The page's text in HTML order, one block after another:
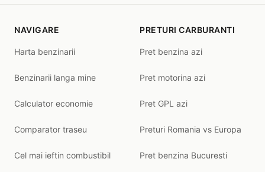
NAVIGARE
Harta benzinarii
Benzinarii langa mine
Calculator economie
Comparator traseu
Cel mai ieftin combustibil
PRETURI CARBURANTI
Pret benzina azi
Pret motorina azi
Pret GPL azi
Preturi Romania vs Europa
Pret benzina Bucuresti